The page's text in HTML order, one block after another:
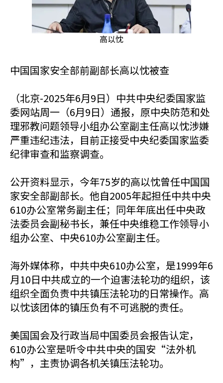
高以忱
中国国家安全部前副部长高以忱被查
（北京-2025年6月9日）中共中央纪委国家监
委网站周一（6月9日）通报，原中央防范和处
理邪教问题领导小组办公室副主任高以忱涉嫌
严重违纪违法，目前正接受中央纪委国家监委
纪律审查和监察调查。
公开资料显示，今年75岁的高以忱曾任中国国
家安全部副部长。他自2005年起担任中共中央
610办公室常务副主任；同年年底出任中央政
法委员会副秘书长，兼任中央维稳工作领导小
组办公室、中央610办公室副主任。
海外媒体称，中共中央610办公室，是1999年6
月10日中共成立的一个迫害法轮功的组织，该
组织全面负责中共镇压法轮功的日常操作。高
以忱该团体的镇压负有不可逃脱的责任。
美国国会及行政当局中国委员会报告认定，
610办公室是听令中共中央的国安“法外机
构”，主责协调各机关镇压法轮功。